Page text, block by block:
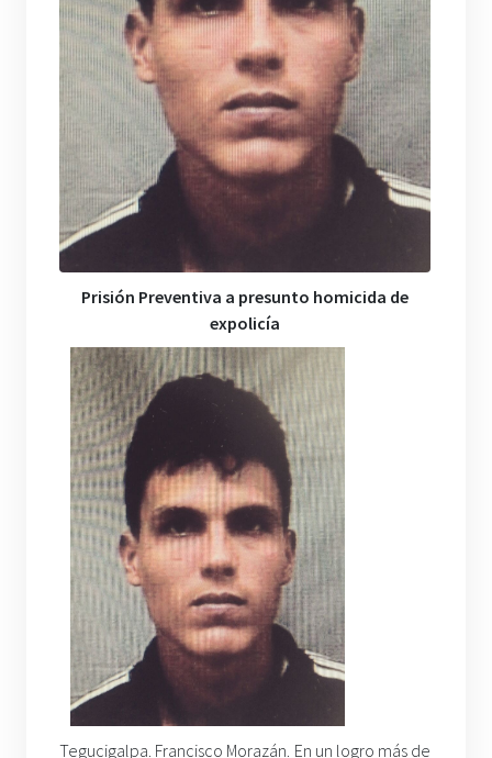
Prisión Preventiva a presunto homicida de
expolicía
Tegucigalpa. Francisco Morazán. En un logro más de